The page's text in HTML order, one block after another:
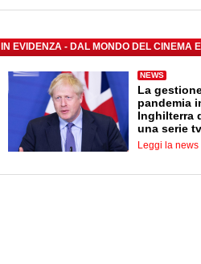
IN EVIDENZA - DAL MONDO DEL CINEMA
NEWS
La
pandemia
Inghilterra
una serie tv
Leggi la news